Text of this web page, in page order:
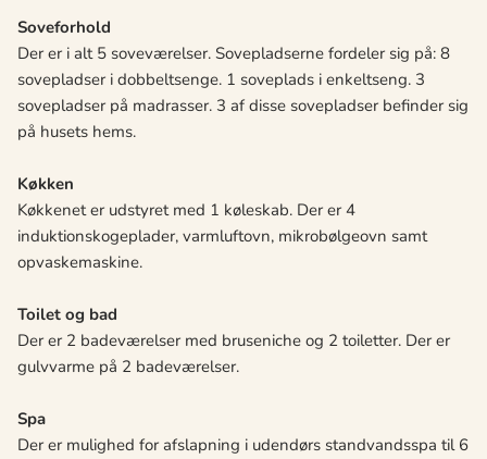
Soveforhold
Der er i alt 5 soveværelser. Sovepladserne fordeler sig på: 8
sovepladser i dobbeltsenge. 1 soveplads i enkeltseng. 3
sovepladser på madrasser. 3 af disse sovepladser befinder sig
på husets hems.
Køkken
Køkkenet er udstyret med 1 køleskab. Der er 4
induktionskogeplader, varmluftovn, mikrobølgeovn samt
opvaskemaskine.
Toilet og bad
Der er 2 badeværelser med bruseniche og 2 toiletter. Der er
gulvvarme på 2 badeværelser.
Spa
Der er mulighed for afslapning i udendørs standvandsspa til 6